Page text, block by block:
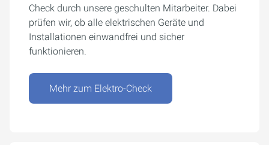
Check durch unsere geschulten Mitarbeiter. Dabei
prüfen wir, ob alle elektrischen Geräte und
Installationen einwandfrei und sicher
funktionieren.
Mehr zum Elektro-Check